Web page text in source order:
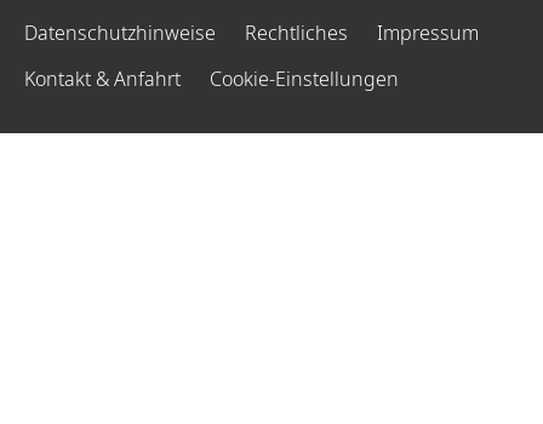
Datenschutzhinweise Rechtliches
Impressum
Kontakt & Anfahrt
Cookie-Einstellungen